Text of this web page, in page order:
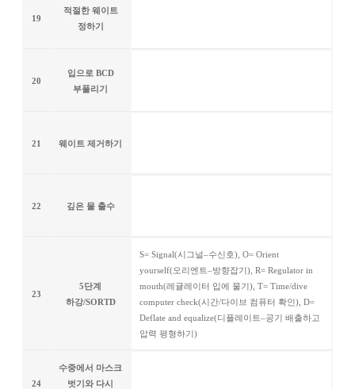
19
적절한 웨이트
정하기
20
입으로 BCD
부풀리기
21 웨이트 제거하기
22 깊은 물 출수
23
5단계
하강/SORTD
S= Signal(시그널–수신호), O= Orient
yourself(오리엔트–방향잡기), R= Regulator in
mouth(레귤레이터 입에 물기), T= Time/dive
computer check(시간/다이브 컴퓨터 확인), D=
Deflate and equalize(디플레이트–공기 배출하고
압력 평형하기)
24
수중에서 마스크
벗기와 다시